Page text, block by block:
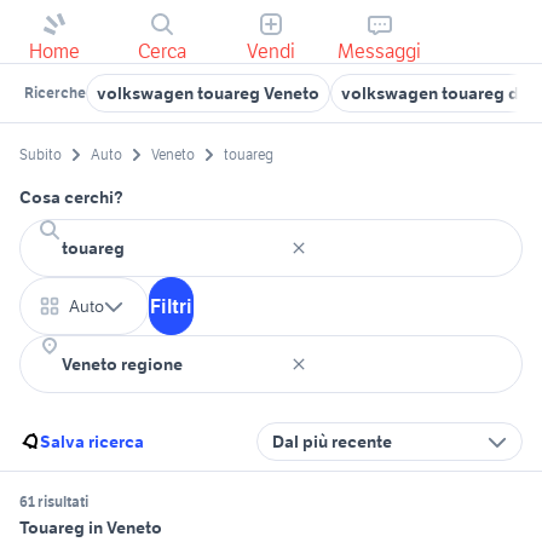
Home Cerca Vendi Messaggi
Ricerche volkswagen touareg Veneto volkswagen touareg
Subito Auto Veneto touareg
Cosa cerchi?
Auto Filtri
Salva ricerca Dal più recente
61 risultati
Touareg in Veneto